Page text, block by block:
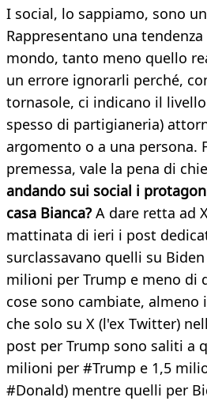
I social, lo sappiamo, sono
Rappresentano una
mondo, tanto meno quello
un errore ignorarli perché,
tornasole, ci indicano il
spesso di partigianeria)
argomento o a una persona.
premessa, vale la pena di
andando sui social i
casa Bianca? A dare retta ad
mattinata di ieri i post
surclassavano quelli su
milioni per Trump e meno di
cose sono cambiate, almeno
che solo su X (l'ex Twitter)
post per Trump sono saliti a
milioni per #Trump e 1,5
#Donald) mentre quelli per